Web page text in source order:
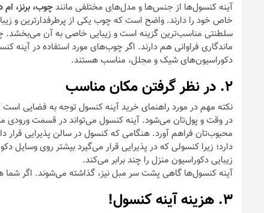
آینه کنسول‌ها از جنس‌ها و مدل‌های مختلفی مانندچوب، برنز،
خاص خود را دارند. واضح است که چوب یکی از پرطرفدارترین و
سلطنتی مناسب‌ترین گزینه است و زیبایی خاصی به آن می‌بخشد.
ماندگاری فراوانی هم دارند. اگر چوب‌های مورد استفاده در آینه
دکوراسیون‌های شیک و مجلل، مناسب هستند.
۲. در نظر گرفتن مکان مناسب
نکته مهم در مورد راهنمای خرید آینه کنسول توجه به فضایی
در وقت و پول‌تان می‌شود. آینه کنسول می‌تواند در قسمت ورودی
محبوب‌تان فراهم آورد. هنگامی که کنسول در سالن پذیرایی
دارد؛ زیرا کنسولی که در پذیرایی قرار می‌گیرد بیشتر روی وسایل
زیبایی دکوراسیون منزل را چند برابر می‌کند.
آینه کنسول‌ها گاهی پشت سر مبل نیز، گذاشته می‌شوند. اگر شما
۳. هزینه آینه کنسول!